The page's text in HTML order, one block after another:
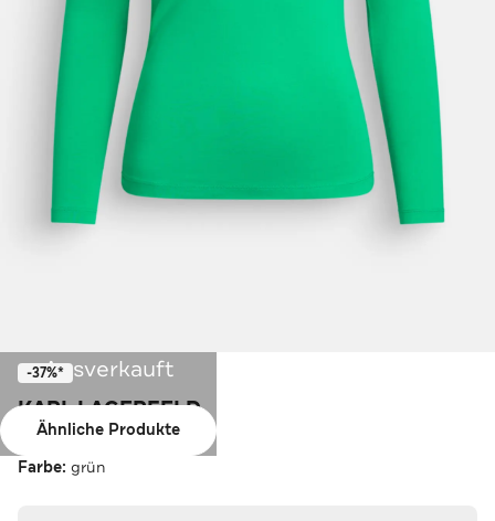
Ausverkauft
Ähnliche Produkte
-37%*
KARL LAGERFELD
Longsleeve grün
Farbe: grün